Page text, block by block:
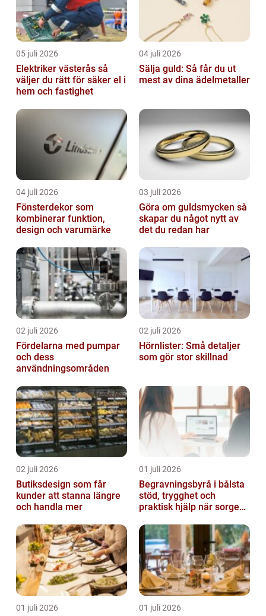
05 juli 2026
Elektriker västerås så
väljer du rätt för säker el i
hem och fastighet
04 juli 2026
Sälja guld: Så får du ut
mest av dina ädelmetaller
04 juli 2026
Fönsterdekor som
kombinerar funktion,
design och varumärke
03 juli 2026
Göra om guldsmycken så
skapar du något nytt av
det du redan har
02 juli 2026
Fördelarna med pumpar
och dess
användningsområden
02 juli 2026
Hörnlister: Små detaljer
som gör stor skillnad
02 juli 2026
Butiksdesign som får
kunder att stanna längre
och handla mer
01 juli 2026
Begravningsbyrå i bålsta
stöd, trygghet och
praktisk hjälp när sorgen
01 juli 2026 01 juli 2026